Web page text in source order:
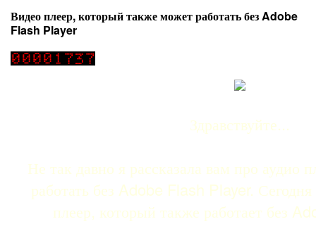
Видео плеер, который также может работать без Adobe
Flash Player
Здравствуйте...
Не так давно я рассказала вам про аудио
работать без Adobe Flash Player.
плеер, который также работает без